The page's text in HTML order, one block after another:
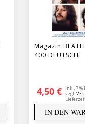
Magazin
400 DEUTSCH
4,50 €
inkl. 7 %
zzgl.
IN DEN